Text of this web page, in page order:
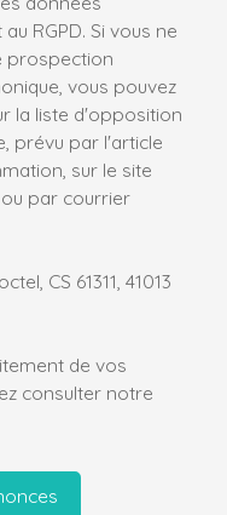
RGPD. Si vous ne
prospection
vous pouvez
la liste d'opposition
prévu par l'article
sur le site
par courrier
CS 61311, 41013
de vos
consulter notre